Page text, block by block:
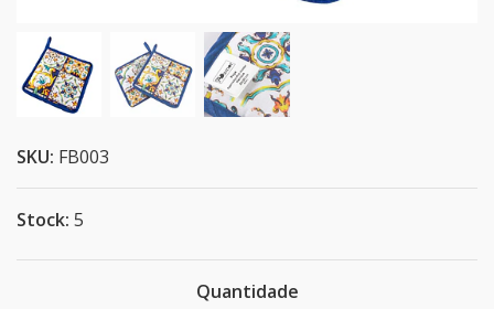
SKU: FB003
Stock: 5
Quantidade